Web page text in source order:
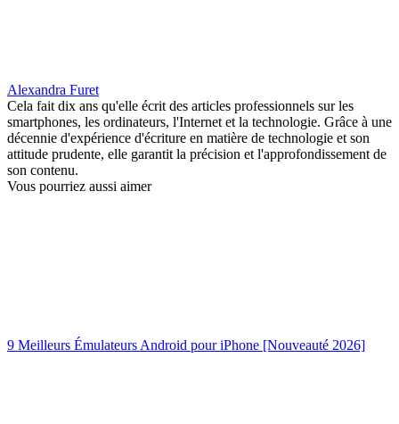
Alexandra Furet
Cela fait dix ans qu'elle écrit des articles professionnels sur les
smartphones, les ordinateurs, l'Internet et la technologie. Grâce à une
décennie d'expérience d'écriture en matière de technologie et son
attitude prudente, elle garantit la précision et l'approfondissement de
son contenu.
Vous pourriez aussi aimer
9 Meilleurs Émulateurs Android pour iPhone [Nouveauté 2026]